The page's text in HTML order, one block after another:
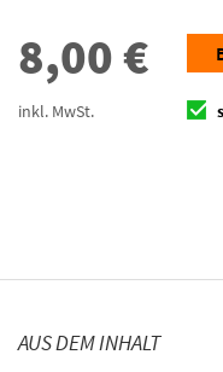
8,00€
inkl. MwSt.
AUS DEM INHALT